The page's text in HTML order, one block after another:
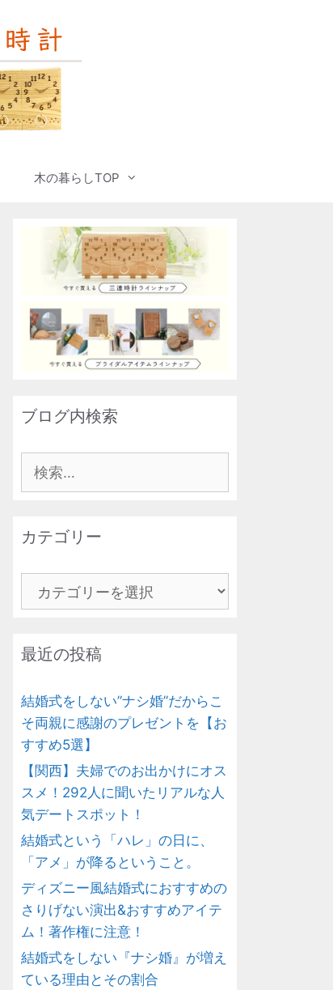
木の暮らしTOP
ブログ内検索
索:
カテゴリー
リ
最近の投稿
結婚式をしない”ナシ婚”だからこ
そ両親に感謝のプレゼントを【お
すすめ5選】
【関西】夫婦でのお出かけにオス
スメ！292人に聞いたリアルな人
気デートスポット！
結婚式という「ハレ」の日に、
「アメ」が降るということ。
ディズニー風結婚式におすすめの
さりげない演出&おすすめアイテ
ム！著作権に注意！
結婚式をしない『ナシ婚』が増え
ている理由とその割合